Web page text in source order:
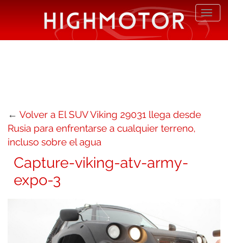
← Volver a El SUV Viking 29031 llega desde
Rusia para enfrentarse a cualquier terreno,
incluso sobre el agua
Capture-viking-atv-army-
expo-3